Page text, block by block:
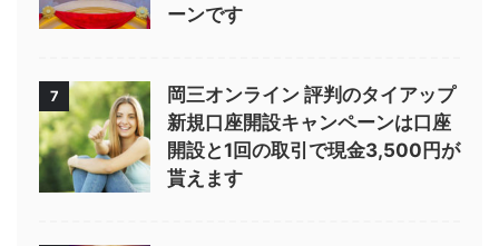
ーンです
7
岡三オンライン 評判のタイアップ
新規口座開設キャンペーンは口座
開設と1回の取引で現金3,500円が
貰えます